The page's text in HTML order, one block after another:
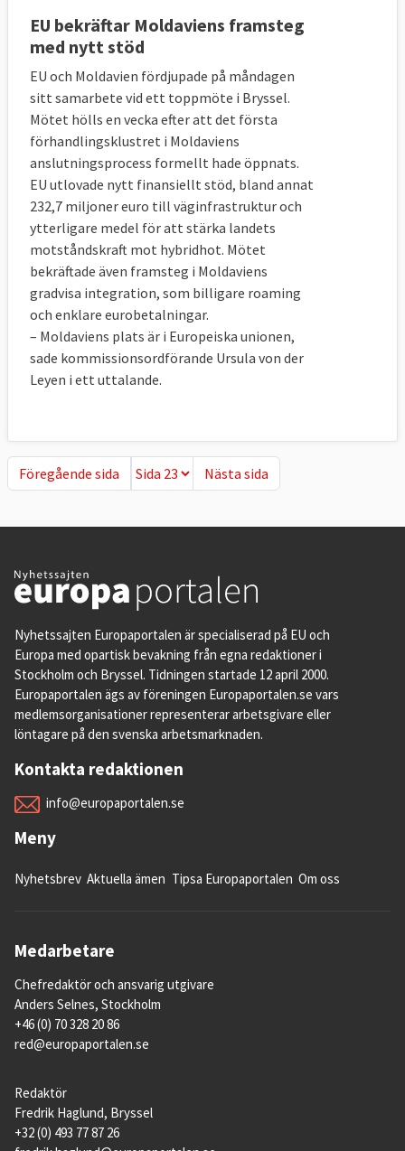
EU bekräftar Moldaviens framsteg
med nytt stöd
EU och Moldavien fördjupade på måndagen
sitt samarbete vid ett toppmöte i Bryssel.
Mötet hölls en vecka efter att det första
förhandlingsklustret i Moldaviens
anslutningsprocess formellt hade öppnats.
EU utlovade nytt finansiellt stöd, bland annat
232,7 miljoner euro till väginfrastruktur och
ytterligare medel för att stärka landets
motståndskraft mot hybridhot. Mötet
bekräftade även framsteg i Moldaviens
gradvisa integration, som billigare roaming
och enklare eurobetalningar.
– Moldaviens plats är i Europeiska unionen,
sade kommissionsordförande Ursula von der
Leyen i ett uttalande.
Föregående sida
Föregående sida Nästa sida
Nästa sida
Nyhetssajten Europaportalen är specialiserad på EU och
Europa med opartisk bevakning från egna redaktioner i
Stockholm och Bryssel. Tidningen startade 12 april 2000.
Europaportalen ägs av föreningen Europaportalen.se vars
medlemsorganisationer representerar arbetsgivare eller
löntagare på den svenska arbetsmarknaden.
Kontakta redaktionen
info@europaportalen.se
Meny
Nyhetsbrev Aktuella ämen Tipsa Europaportalen Om oss
Medarbetare
Chefredaktör och ansvarig utgivare
Anders Selnes, Stockholm
+46 (0) 70 328 20 86
red@europaportalen.se
Redaktör
Fredrik Haglund, Bryssel
+32 (0) 493 77 87 26